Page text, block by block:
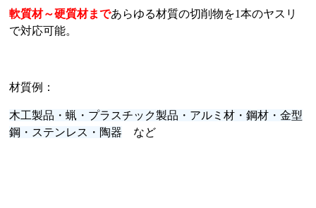
軟質材～硬質材まであらゆる材質の切削物を1本のヤスリ
で対応可能。
材質例：
木工製品・蝋・プラスチック製品・アルミ材・鋼材・金型
鋼・ステンレス・陶器 など